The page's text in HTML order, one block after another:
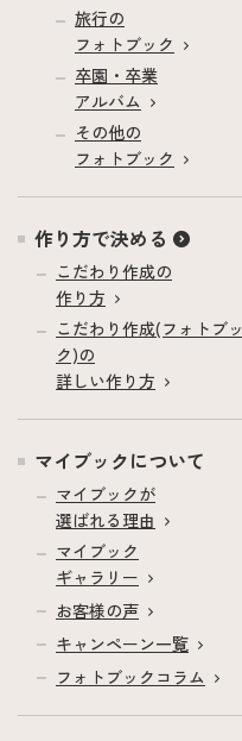
旅行の
フォトブック
卒園・卒業
アルバム
その他の
フォトブック
作り方で決める
こだわり作成の
作り方
こだわり作成(フォトブッ
ク)の
詳しい作り方
マイブックについて
マイブックが
選ばれる理由
マイブック
ギャラリー
お客様の声
キャンペーン一覧
フォトブックコラム